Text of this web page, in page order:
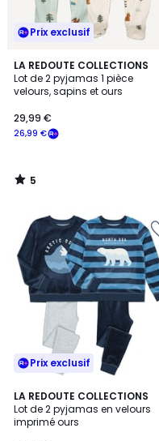
Prix exclusif
LA REDOUTE COLLECTIONS
Lot de 2 pyjamas 1 pièce
velours, sapins et ours
26,99 €
29,99 €
5
/
5
5
/
Prix exclusif
LA REDOUTE COLLECTIONS
Lot de 2 pyjamas en velours
imprimé ours
4,6
/ 5